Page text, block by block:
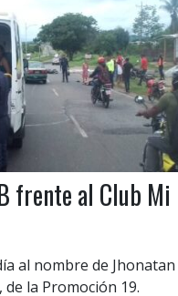
frente al Club Mi
al nombre de Jhonatan
de la Promoción 19.